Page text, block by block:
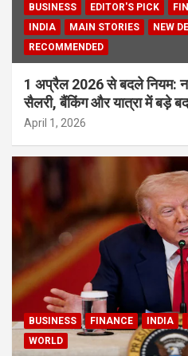
BUSINESS EDITOR'S PICK
INDIA
MAIN STORIES NEW
RECOMMENDED
1 अप्रैल 2026 से बदले नियम:
सैलरी, बैंकिंग और यात्रा में बड़े
April 1, 2026
BUSINESS FINANCE INDIA
WORLD